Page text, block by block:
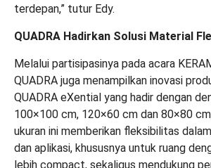
terdepan,” tutur Edy.
QUADRA Hadirkan Solusi Material
Melalui partisipasinya pada acara
QUADRA juga menampilkan inovasi
QUADRA eXential yang hadir dengan
100×100 cm, 120×60 cm dan 80×80
ukuran ini memberikan fleksibilitas
dan aplikasi, khususnya untuk ruang
lebih compact, sekaligus mendukung